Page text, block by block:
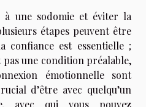
une sodomie et éviter la
étapes peuvent être
confiance est essentielle ;
pas une condition préalable,
émotionnelle sont
d’être avec quelqu’un